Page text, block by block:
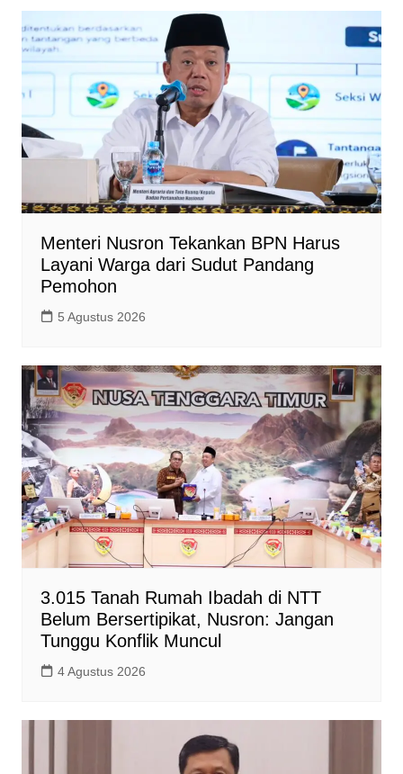
Menteri Nusron Tekankan BPN Harus
Layani Warga dari Sudut Pandang
Pemohon
5 Agustus 2026
3.015 Tanah Rumah Ibadah di NTT
Belum Bersertipikat, Nusron: Jangan
Tunggu Konflik Muncul
4 Agustus 2026